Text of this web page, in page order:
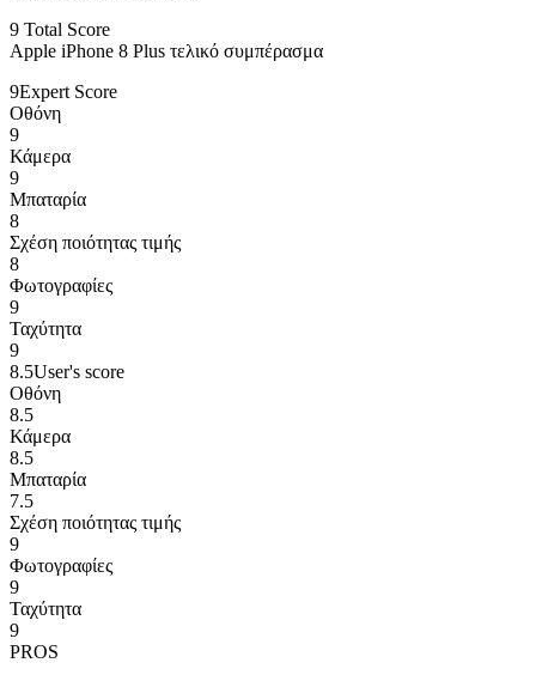
9 Total Score
Apple iPhone 8 Plus τελικό συμπέρασμα
9Expert Score
Οθόνη
9
Κάμερα
9
Μπαταρία
8
Σχέση ποιότητας τιμής
8
Φωτογραφίες
9
Ταχύτητα
9
8.5User's score
Οθόνη
8.5
Κάμερα
8.5
Μπαταρία
7.5
Σχέση ποιότητας τιμής
9
Φωτογραφίες
9
Ταχύτητα
9
PROS